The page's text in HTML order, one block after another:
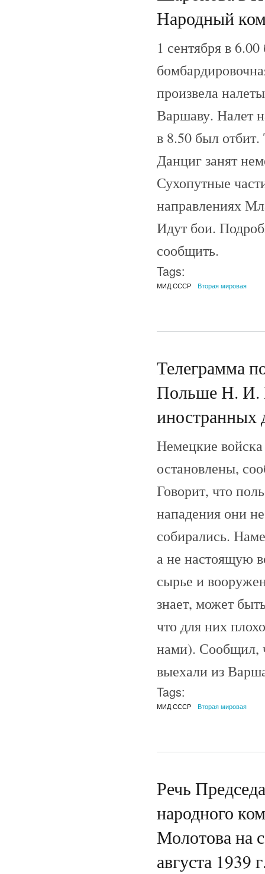
Народный
1 сентября в
произвела
Варшаву. Налет
в 8.50 был
Данциг занят
Сухопутные
направлениях
Идут бои.
сообщить.
Tags:
МИД СССР Вторая мировая
Телеграмма
Польше Н. И.
иностранных
Немецкие
остановлены,
Говорит, что
нападения они
собирались.
а не настоящую
сырье и
знает, может
что для них
нами). Сообщил,
выехали из
Tags:
МИД СССР Вторая мировая
Речь
народного
Молотова на
августа 1939